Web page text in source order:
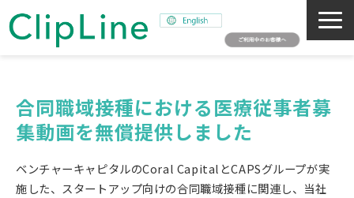
事業紹介
ミッション
サステナビリティ
合同職域接種における医療従事者募
集動画を無償提供しました
ベンチャーキャピタルのCoral CapitalとCAPSグループが実
施した、スタートアップ向けの合同職域接種に関連し、当社